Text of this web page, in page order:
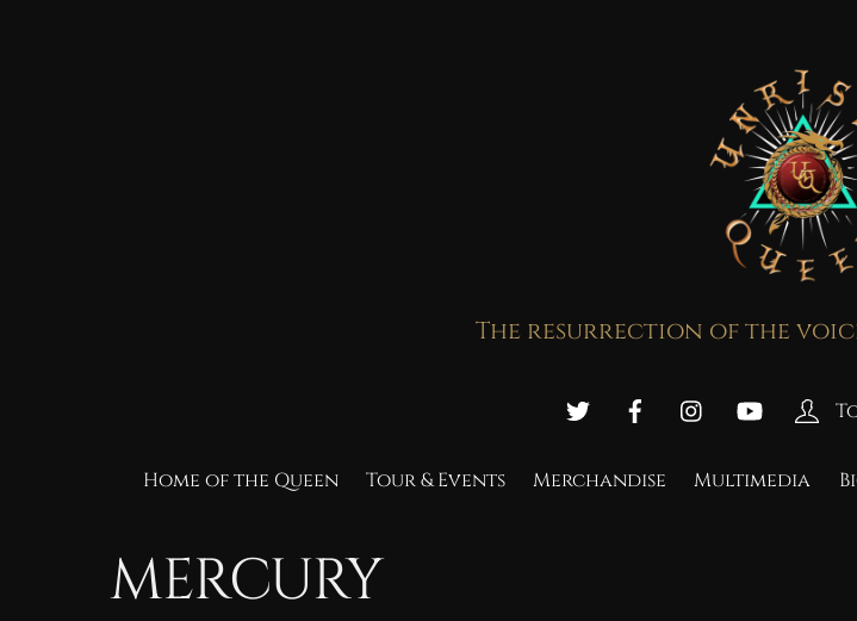
The resurrection of the
Home of the Queen Tour & Events Merchandise Multimedia
MERCURY